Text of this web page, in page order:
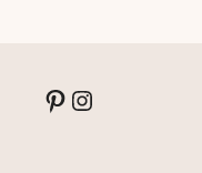
Pinterest Instagram